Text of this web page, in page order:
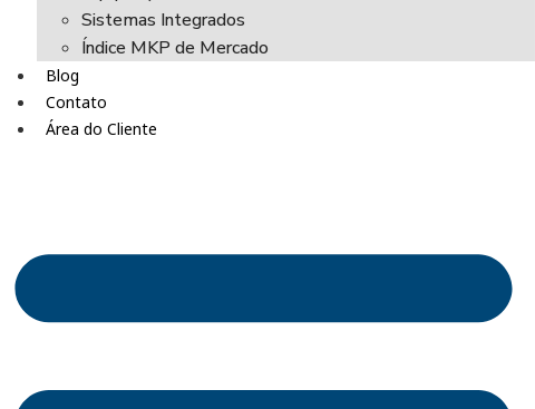
Sistemas Integrados
Índice MKP de Mercado
Blog
Contato
Área do Cliente